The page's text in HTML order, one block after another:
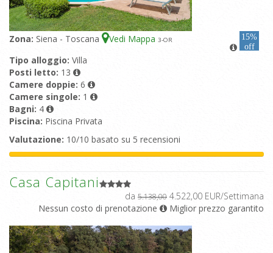
Zona: Siena - Toscana Vedi Mappa 3-OR
15%
off
Tipo alloggio: Villa
Posti letto: 13
Camere doppie: 6
Camere singole: 1
Bagni: 4
Piscina: Piscina Privata
Valutazione: 10/10 basato su 5 recensioni
Casa Capitani
da 5.138,00 4.522,00 EUR/Settimana
Nessun costo di prenotazione
Miglior prezzo garantito